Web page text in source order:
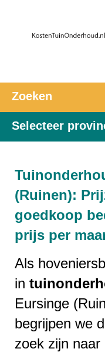
Zoeken
Selecteer
(Ruinen):
goedkoop
prijs per
Als
in
Eursinge
begrijpen we
zoek zijn naar